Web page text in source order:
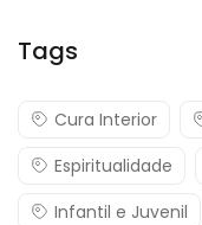
Tags
Cura Interior
Espiritualidade
Infantil e Juvenil